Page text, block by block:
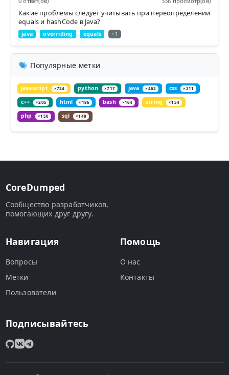
Какие проблемы следует учитывать при переопределении
equals и hashCode в Java?
java overriding equals +1
Популярные метки
javascript ×724 python ×717 java ×462 css ×211
c++ ×205 html ×186 bash ×164 string ×154
php ×150 sql ×148
CoreDumped
Сообщество разработчиков,
помогающих друг другу.
Навигация
Вопросы
Метки
Пользователи
Помощь
О нас
Контакты
Подписывайтесь